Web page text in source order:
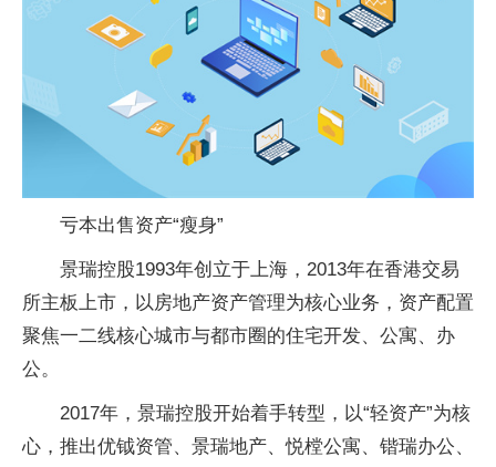
亏本出售资产“瘦身”
景瑞控股1993年创立于上海，2013年在香港交易
所主板上市，以房地产资产管理为核心业务，资产配置
聚焦一二线核心城市与都市圈的住宅开发、公寓、办
公。
2017年，景瑞控股开始着手转型，以“轻资产”为核
心，推出优钺资管、景瑞地产、悦樘公寓、锴瑞办公、